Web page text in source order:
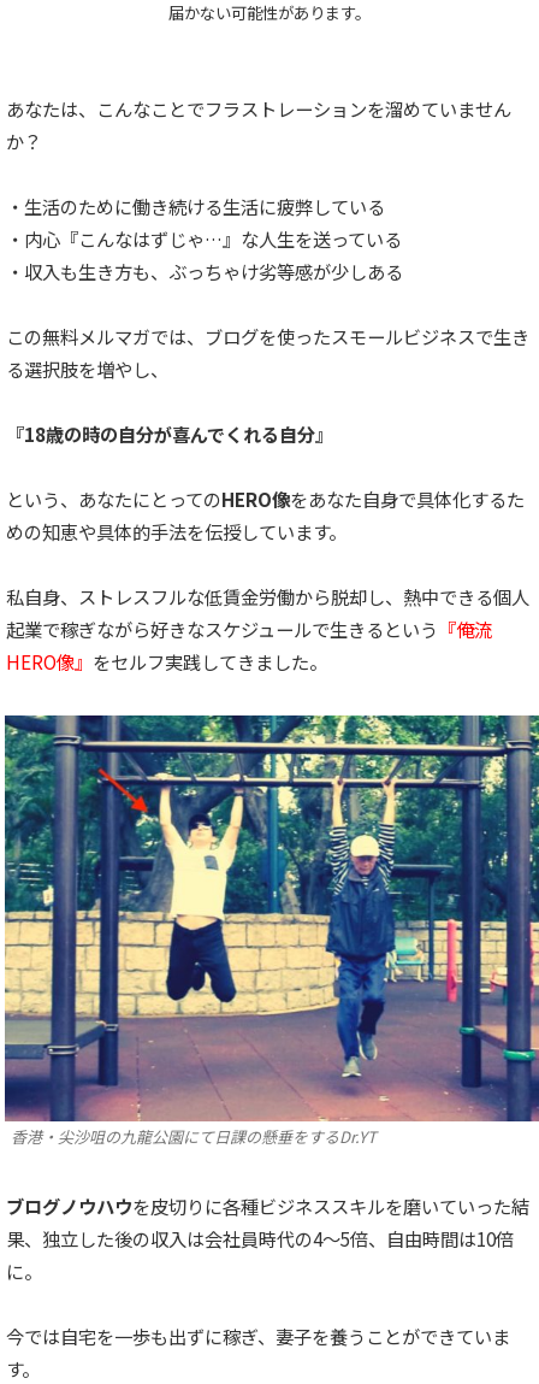
届かない可能性があります。
あなたは、こんなことでフラストレーションを溜めていません
か？
・生活のために働き続ける生活に疲弊している
・内心『こんなはずじゃ…』な人生を送っている
・収入も生き方も、ぶっちゃけ劣等感が少しある
この無料メルマガでは、ブログを使ったスモールビジネスで生き
る選択肢を増やし、
『18歳の時の自分が喜んでくれる自分』
という、あなたにとってのHERO像をあなた自身で具体化するた
めの知恵や具体的手法を伝授しています。
私自身、ストレスフルな低賃金労働から脱却し、熱中できる個人
起業で稼ぎながら好きなスケジュールで生きるという 『俺流
HERO像』 をセルフ実践してきました。
香港・尖沙咀の九龍公園にて日課の懸垂をするDr.YT
ブログノウハウを皮切りに各種ビジネススキルを磨いていった結
果、独立した後の収入は会社員時代の4〜5倍、自由時間は10倍
に。
今では自宅を一歩も出ずに稼ぎ、妻子を養うことができていま
す。